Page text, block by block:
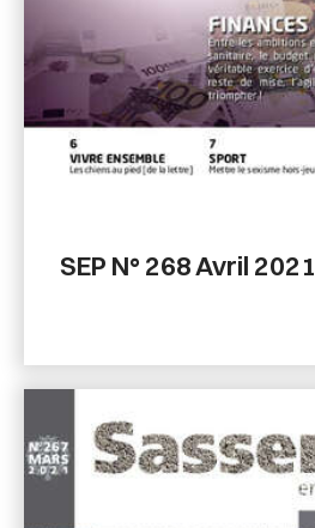
SEP N° 268 Avril 2021